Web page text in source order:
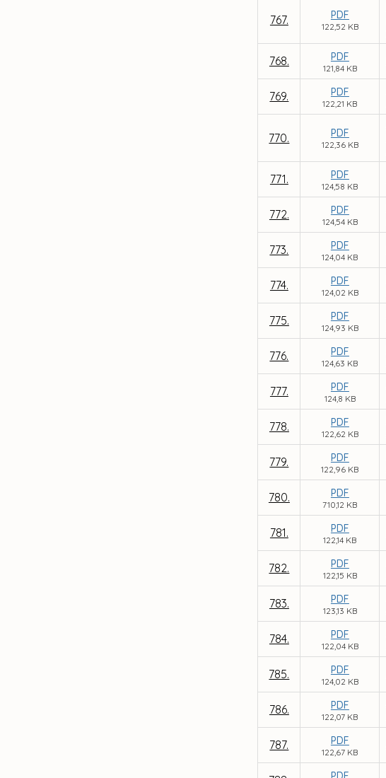
767. PDF
122,52 KB
768. PDF
121,84 KB
769. PDF
122,21 KB
770. PDF
122,36 KB
771. PDF
124,58 KB
772. PDF
124,54 KB
773. PDF
124,04 KB
774. PDF
124,02 KB
775. PDF
124,93 KB
776. PDF
124,63 KB
777. PDF
124,8 KB
778. PDF
122,62 KB
779. PDF
122,96 KB
780. PDF
710,12 KB
781. PDF
122,14 KB
782. PDF
122,15 KB
783. PDF
123,13 KB
784. PDF
122,04 KB
785. PDF
124,02 KB
786. PDF
122,07 KB
787. PDF
122,67 KB